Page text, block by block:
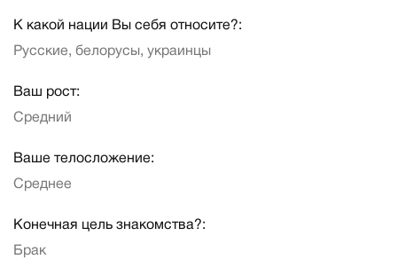
К какой нации Вы себя относите?:
Русские, белорусы, украинцы
Ваш рост:
Средний
Ваше телосложение:
Среднее
Конечная цель знакомства?:
Брак